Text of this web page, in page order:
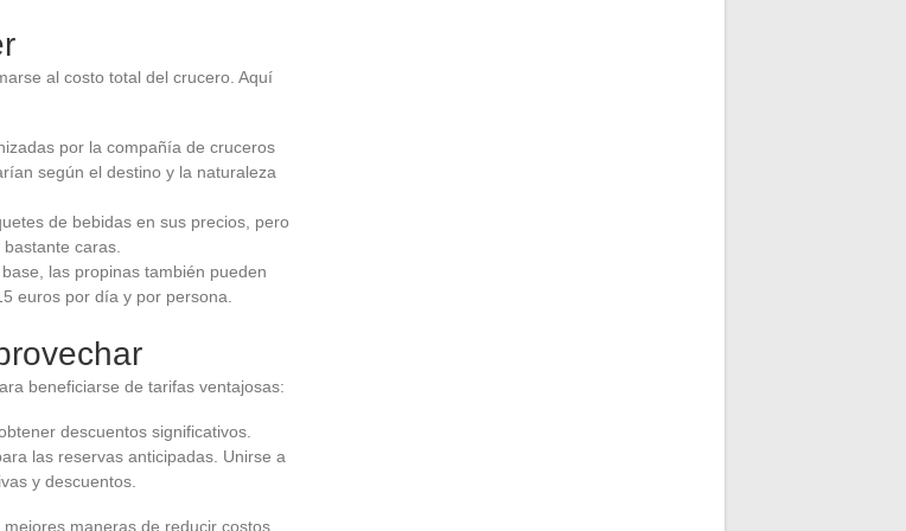
al costo total del crucero. Aquí
por la compañía de cruceros
según el destino y la naturaleza
de bebidas en sus precios, pero
caras.
las propinas también pueden
euros por día y por persona.
beneficiarse de tarifas ventajosas:
descuentos significativos.
las reservas anticipadas. Unirse a
y descuentos.
maneras de reducir costos